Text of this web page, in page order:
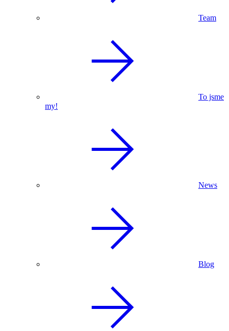
Team
To jsme
my!
News
Blog